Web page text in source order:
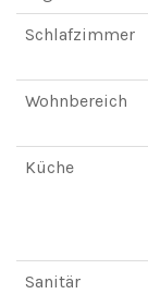
Schlafzimmer
Wohnbereich
Küche
Sanitär